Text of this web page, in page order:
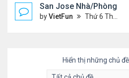
San Jose Nhà/Phòng 5/
byVietFun Thứ 6 Tháng 5 14, 2021 12:17 pm
Hiển thị những chủ